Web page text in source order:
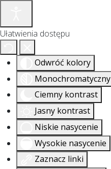
Ułatwienia dostępu
Odwróć kolory
Monochromatyczny
Ciemny kontrast
Jasny kontrast
Niskie nasycenie
Wysokie nasycenie
Zaznacz linki